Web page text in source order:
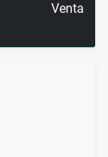
Venta